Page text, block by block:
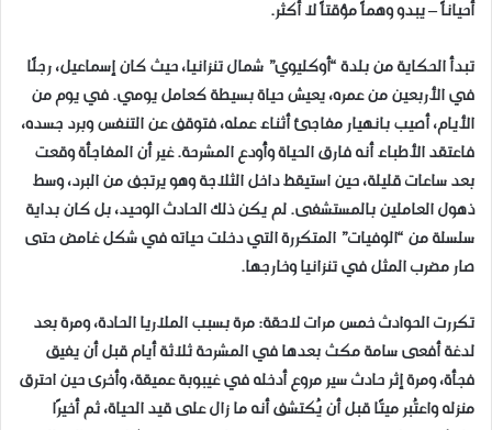
أحياناً – يبدو وهماً مؤقتاً لا أكثر.
تبدأ الحكاية من بلدة “أوكليوي” شمال تنزانيا، حيث كان إسماعيل، رجلًا
في الأربعين من عمره، يعيش حياة بسيطة كعامل يومي. في يوم من
الأيام، أصيب بانهيار مفاجئ أثناء عمله، فتوقف عن التنفس وبرد جسده،
فاعتقد الأطباء أنه فارق الحياة وأُودع المشرحة. غير أن المفاجأة وقعت
بعد ساعات قليلة، حين استيقظ داخل الثلاجة وهو يرتجف من البرد، وسط
ذهول العاملين بالمستشفى. لم يكن ذلك الحادث الوحيد، بل كان بداية
سلسلة من “الوفيات” المتكررة التي دخلت حياته في شكل غامض حتى
صار مضرب المثل في تنزانيا وخارجها.
تكررت الحوادث خمس مرات لاحقة: مرة بسبب الملاريا الحادة، ومرة بعد
لدغة أفعى سامة مكث بعدها في المشرحة ثلاثة أيام قبل أن يفيق
فجأة، ومرة إثر حادث سير مروع أدخله في غيبوبة عميقة، وأخرى حين احترق
منزله واعتُبر ميتًا قبل أن يُكتشف أنه ما زال على قيد الحياة، ثم أخيرًا